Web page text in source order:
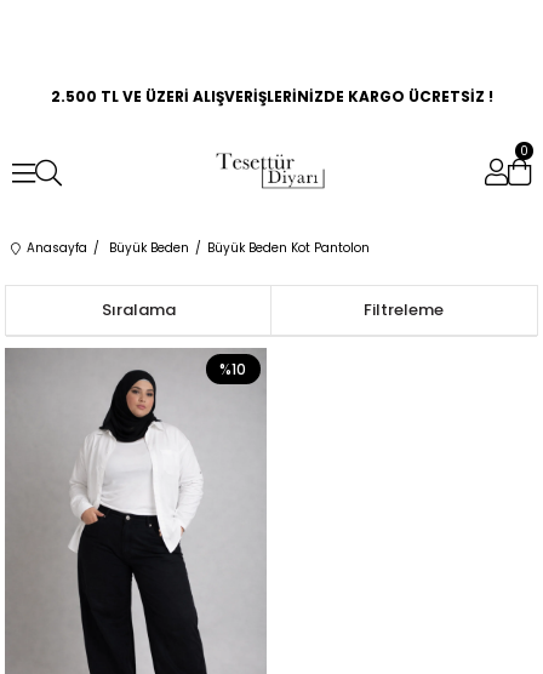
2.500 TL VE ÜZERİ ALIŞVERİŞLERİNİZDE KARGO ÜCRETSİZ !
0
Anasayfa Büyük Beden Büyük Beden Kot Pantolon
Filtreleme
Sıralama
%10